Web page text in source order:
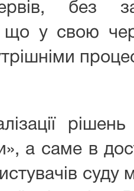
без
що у свою
рішень
а саме в
суду